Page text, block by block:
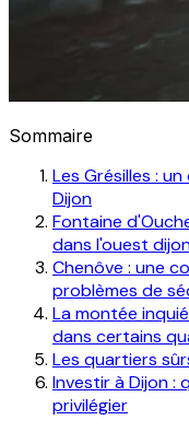
Sommaire
Les Grésilles :
Dijon
Fontaine
dans l'ouest
Chenôve : une
problèmes de
La montée
dans certains
Les quartiers
Investir à Dijon :
privilégier